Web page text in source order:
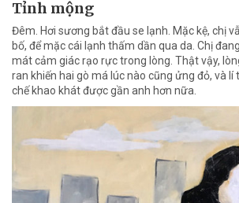
Tỉnh mộng
Đêm. Hơi sương bắt đầu se lạnh. Mặc kệ, chị
bố, để mặc cái lạnh thấm dần qua da. Chị
mát cảm giác rạo rực trong lòng. Thật vậy,
ran khiến hai gò má lúc nào cũng ửng đỏ, và lí
chế khao khát được gần anh hơn nữa.